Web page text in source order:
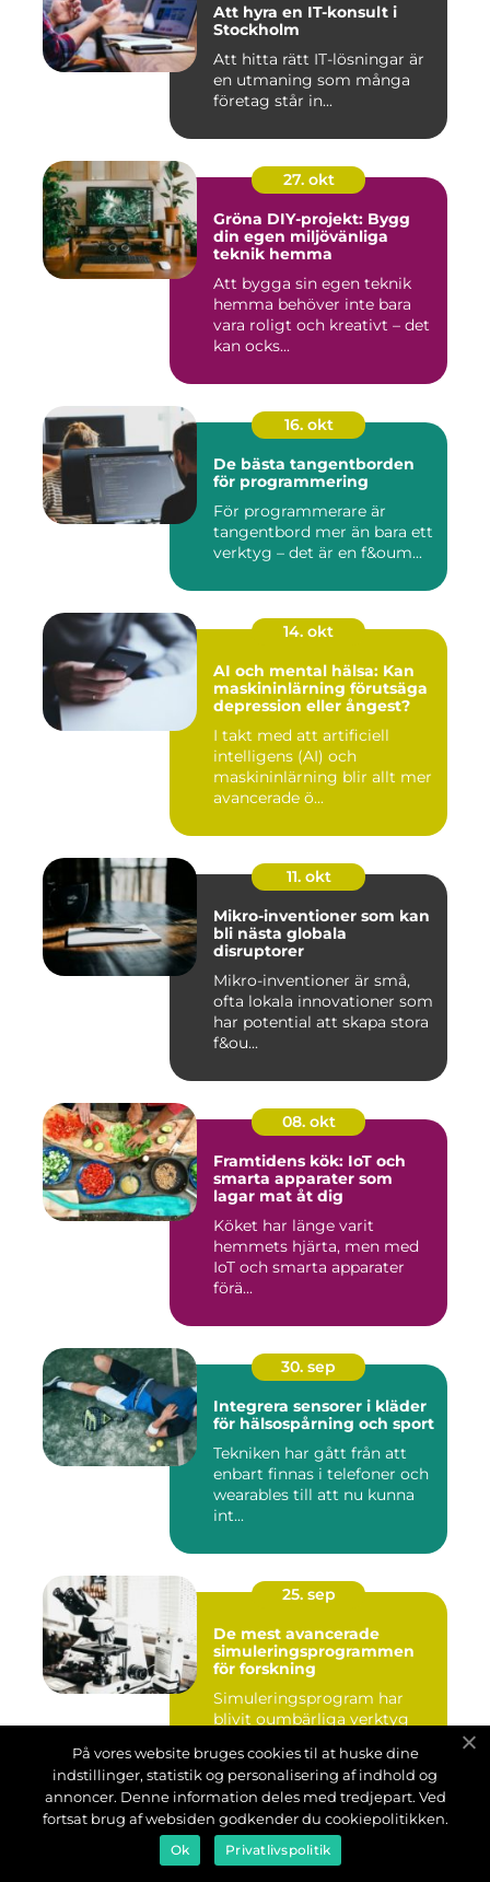
Att hyra en IT-konsult i
Stockholm
Att hitta rätt IT-lösningar är
en utmaning som många
företag står in...
27. okt
Gröna DIY-projekt: Bygg
din egen miljövänliga
teknik hemma
Att bygga sin egen teknik
hemma behöver inte bara
vara roligt och kreativt – det
kan ocks...
16. okt
De bästa tangentborden
för programmering
För programmerare är
tangentbord mer än bara ett
verktyg – det är en f&oum...
14. okt
AI och mental hälsa: Kan
maskininlärning förutsäga
depression eller ångest?
I takt med att artificiell
intelligens (AI) och
maskininlärning blir allt mer
avancerade ö...
11. okt
Mikro-inventioner som kan
bli nästa globala
disruptorer
Mikro-inventioner är små,
ofta lokala innovationer som
har potential att skapa stora
f&ou...
08. okt
Framtidens kök: IoT och
smarta apparater som
lagar mat åt dig
Köket har länge varit
hemmets hjärta, men med
IoT och smarta apparater
förä...
30. sep
Integrera sensorer i kläder
för hälsospårning och sport
Tekniken har gått från att
enbart finnas i telefoner och
wearables till att nu kunna
int...
25. sep
De mest avancerade
simuleringsprogrammen
för forskning
Simuleringsprogram har
blivit oumbärliga verktyg
gör det mö...
23. sep
På vores website bruges cookies til at huske dine
indstillinger, statistik og personalisering af indhold og
annoncer. Denne information deles med tredjepart. Ved
fortsat brug af websiden godkender du cookiepolitikken.
Ok Privatlivspolitik